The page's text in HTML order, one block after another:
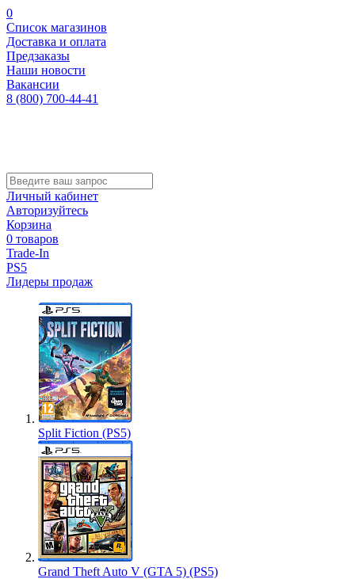
0
Список магазинов
Доставка и оплата
Предзаказы
Наши новости
Вакансии
8 (800) 700-44-41
Личный кабинет
Авторизуйтесь
Корзина
0 товаров
Trade-In
PS5
Лидеры продаж
Split Fiction (PS5)
Grand Theft Auto V (GTA 5) (PS5)